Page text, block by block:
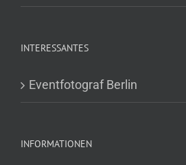
INTERESSANTES
Eventfotograf Berlin
INFORMATIONEN